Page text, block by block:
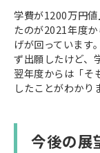
学費が1200万円
たのが2021年度か
げが回っています
ず出願したけど、
翌年度からは「そ
したことがわかり
今後の展